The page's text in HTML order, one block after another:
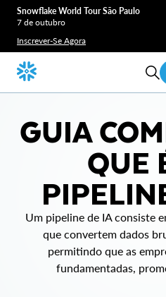
Snowflake World Tour São Paulo
7 de outubro
Inscrever-Se Agora
GUIA
QUE
Um pipeline de IA consiste
que convertem dados
permitindo que as
fundamentadas,